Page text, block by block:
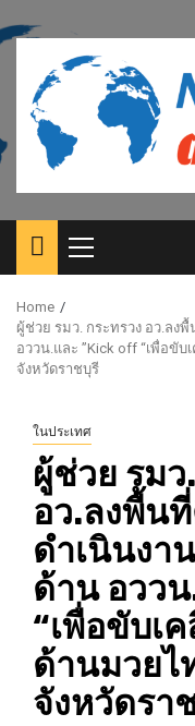
to
content
Primary
Menu
Home
ผู้ช่วย รมว. กระทรวง อว.ลง
อววน.และ ”Kick off “เพื่อขั
จังหวัดราชบุรี
ในประเทศ
ผู้ช่วย รมว
อว.ลงพื้น
ดำเนินงา
ด้าน อวว
“เพื่อขับเ
ด้านมวยไ
จังหวัดรา